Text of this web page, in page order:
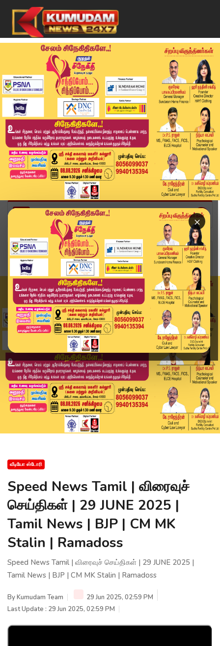
×
Home
வீடியோ ஸ்டோரி
Speed News Tamil | விரைவுச் செய்திகள் | 29 JUNE...
வீடியோ ஸ்டோரி
Speed News Tamil | விரைவுச்
செய்திகள் | 29 JUNE 2025 |
Tamil News | BJP | CM MK
Stalin | Ramadoss
Speed News Tamil | விரைவுச் செய்திகள் | 29 JUNE 2025 |
Tamil News | BJP | CM MK Stalin | Ramadoss
ByKumudam Team
29 Jun 2025, 02:59 PM
Last Update : 29 Jun 2025, 02:59 PM